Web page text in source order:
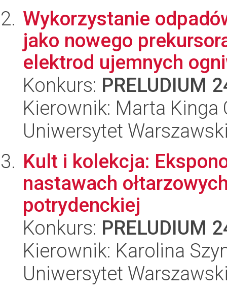
Wykorzystanie
jako nowego
elektrod ujemnych
Konkurs: PRELUDIUM
Kierownik: Marta Kinga
Uniwersytet
Kult i kolekcja:
nastawach
potrydenckiej
Konkurs: PRELUDIUM
Kierownik: Karolina
Uniwersytet